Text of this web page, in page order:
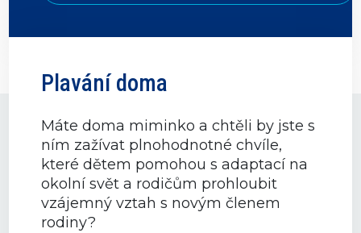
Plavání doma
Máte doma miminko a chtěli by jste s
ním zažívat plnohodnotné chvíle,
které dětem pomohou s adaptací na
okolní svět a rodičům prohloubit
vzájemný vztah s novým členem
rodiny?